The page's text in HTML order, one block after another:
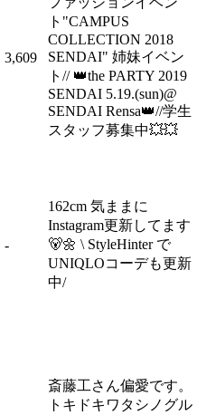
3,609
ト"CAMPUS
COLLECTION 2018
SENDAI" 姉妹イベン
ト// 👑the PARTY 2019
SENDAI 5.19.(sun)@
SENDAI Rensa👑//学生
スタッフ募集中💥💥
-
162cm 気ままに
Instagram更新してます
🐻🌼 \ StyleHinter で
UNIQLOコーデも更新
中/
斎藤工さん偏愛です。
トキドキワタシノグル